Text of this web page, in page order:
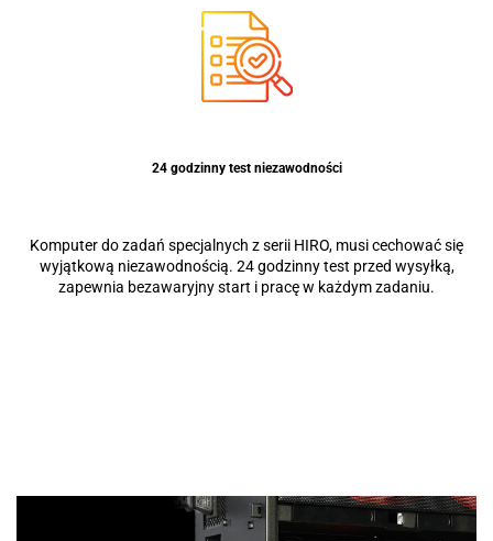
24 godzinny test niezawodności
Komputer do zadań specjalnych z serii HIRO, musi cechować się
wyjątkową niezawodnością. 24 godzinny test przed wysyłką,
zapewnia bezawaryjny start i pracę w każdym zadaniu.